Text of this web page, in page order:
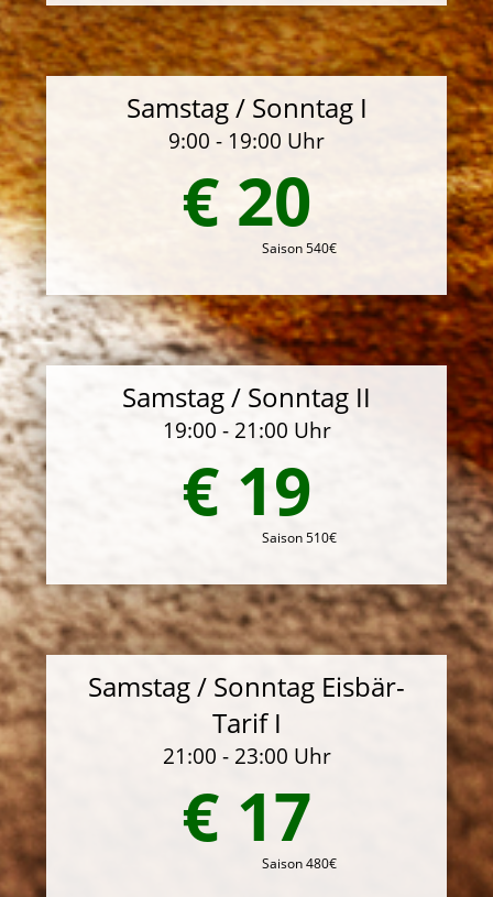
Samstag / Sonntag I
9:00 - 19:00 Uhr
€ 20
Saison 540€
Samstag / Sonntag II
19:00 - 21:00 Uhr
€ 19
Saison 510€
Samstag / Sonntag Eisbär-
Tarif I
21:00 - 23:00 Uhr
€ 17
Saison 480€